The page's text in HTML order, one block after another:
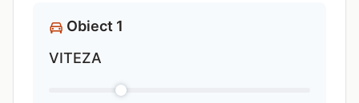
Obiect 1
VITEZA